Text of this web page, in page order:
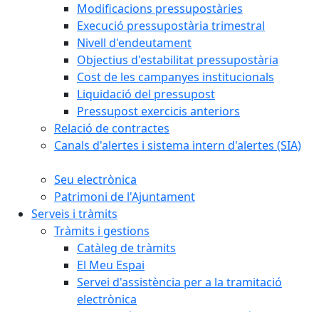
Modificacions pressupostàries
Execució pressupostària trimestral
Nivell d'endeutament
Objectius d'estabilitat pressupostària
Cost de les campanyes institucionals
Liquidació del pressupost
Pressupost exercicis anteriors
Relació de contractes
Canals d'alertes i sistema intern d'alertes (SIA)
Seu electrònica
Patrimoni de l'Ajuntament
Serveis i tràmits
Tràmits i gestions
Catàleg de tràmits
El Meu Espai
Servei d'assistència per a la tramitació
electrònica